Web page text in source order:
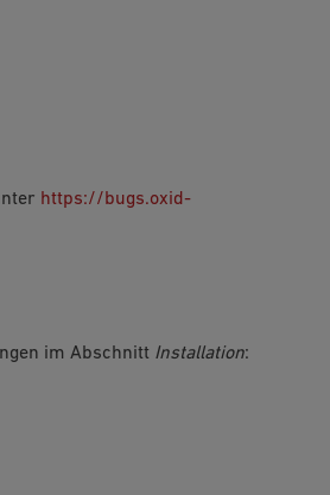
https://bugs.oxid-
im Abschnitt Installation: